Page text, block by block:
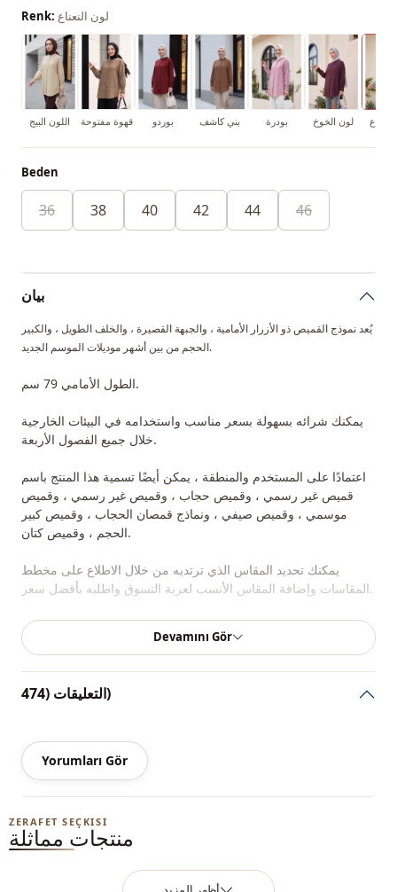
Renk: لون النعناع
اللون البيج قهوة مفتوحة بوردو بني كاشف بودرة لون الخوخ
Beden
36 38 40 42 44 46
بيان
يُعد نموذج القميص ذو الأزرار الأمامية ، والجبهة القصيرة ، والخلف الطويل ، والكبير
الحجم من بين أشهر موديلات الموسم الجديد.
الطول الأمامي 79 سم.
يمكنك شرائه بسهولة بسعر مناسب واستخدامه في البيئات الخارجية
خلال جميع الفصول الأربعة.
اعتمادًا على المستخدم والمنطقة ، يمكن أيضًا تسمية هذا المنتج باسم
قميص غير رسمي ، وقميص حجاب ، وقميص غير رسمي ، وقميص
موسمي ، وقميص صيفي ، ونماذج قمصان الحجاب ، وقميص كبير
الحجم ، وقميص كتان.
يمكنك تحديد المقاس الذي ترتديه من خلال الاطلاع على مخطط
المقاسات وإضافة المقاس الأنسب لعربة التسوق واطلبه بأفضل سعر.
نبيع ملابس بالجملة ونماذج حجاب بالجملة للمحلات والمتاجر.
لشراء الملابس بالجملة والاطلاع على أسعار الجملة الخاصة ، يكفي أن تصبح عضوًا
ملاحظة: قد يكون هناك اختلاف في الدرجة اللونية في لون المنتج
ياقة القاضي
Devamını Gör
التعليقات (474)
Yorumları Gör
ZERAFET SEÇKISI
منتجات مماثلة